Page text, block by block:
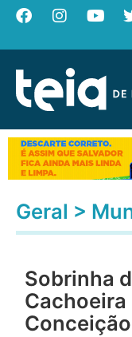
Geral >
Sobrinha
Cachoeira